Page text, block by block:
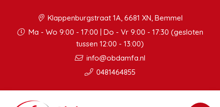
Klappenburgstraat 1A, 6681 XN, Bemmel
Ma - Wo 9:00 - 17:00 | Do - Vr 9:00 - 17:30 (gesloten
tussen 12:00 - 13:00)
info@obdamfa.nl
0481464855